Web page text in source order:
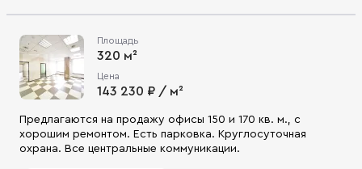
Площадь
320 м²
Цена
143 230 ₽ / м²
Предлагаются на продажу офисы 150 и 170 кв. м., с
хорошим ремонтом. Есть парковка. Круглосуточная
охрана. Все центральные коммуникации.